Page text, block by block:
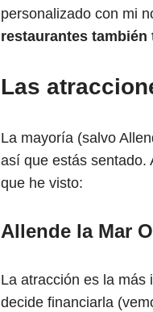
personalizado con mi
restaurantes
Las
La mayoría (salvo
así que estás sentado.
que he visto:
Allende la Mar
La atracción es la más
decide financiarla